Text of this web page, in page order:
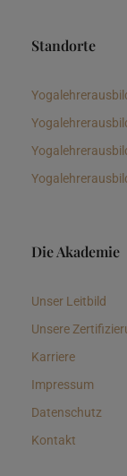
Standorte
Die Akademie
Unser Leitbild
Unsere
Karriere
Impressum
Datenschutz
Kontakt